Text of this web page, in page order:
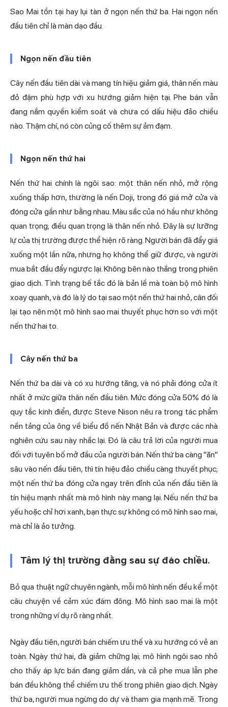
Sao Mai tồn tại hay lụi tàn ở ngọn nến thứ ba. Hai ngọn nến
đầu tiên chỉ là màn dạo đầu.
Ngọn nến đầu tiên
Cây nến đầu tiên dài và mang tín hiệu giảm giá, thân nến màu
đỏ đậm phù hợp với xu hướng giảm hiện tại. Phe bán vẫn
đang nắm quyền kiểm soát và chưa có dấu hiệu đảo chiều
nào. Thậm chí, nó còn củng cố thêm sự ảm đạm.
Ngọn nến thứ hai
Nến thứ hai chính là ngôi sao: một thân nến nhỏ, mở rộng
xuống thấp hơn, thường là nến Doji, trong đó giá mở cửa và
đóng cửa gần như bằng nhau. Màu sắc của nó hầu như không
quan trọng; điều quan trọng là thân nến nhỏ. Đây là sự lưỡng
lự của thị trường được thể hiện rõ ràng. Người bán đã đẩy giá
xuống một lần nữa, nhưng họ không thể giữ được, và người
mua bắt đầu đẩy ngược lại. Không bên nào thắng trong phiên
giao dịch. Tình trạng bế tắc đó là bản lề mà toàn bộ mô hình
xoay quanh, và đó là lý do tại sao một nến thứ hai nhỏ, cân đối
lại tạo nên một mô hình sao mai thuyết phục hơn so với một
nến thứ hai to.
Cây nến thứ ba
Nến thứ ba dài và có xu hướng tăng, và nó phải đóng cửa ít
nhất ở mức giữa thân nến đầu tiên. Mức đóng cửa 50% đó là
quy tắc kinh điển, được Steve Nison nêu ra trong tác phẩm
nền tảng của ông về biểu đồ nến Nhật Bản và được các nhà
nghiên cứu sau này nhắc lại. Đó là câu trả lời của người mua
đối với tuyên bố mở đầu của người bán. Nến thứ ba càng "ăn"
sâu vào nến đầu tiên, thì tín hiệu đảo chiều càng thuyết phục;
một nến thứ ba đóng cửa ngay trên đỉnh của nến đầu tiên là
tín hiệu mạnh nhất mà mô hình này mang lại. Nếu nến thứ ba
yếu hoặc chỉ hơi xanh, bạn thực sự không có mô hình sao mai,
mà chỉ là ảo tưởng.
Tâm lý thị trường đằng sau sự đảo chiều.
Bỏ qua thuật ngữ chuyên ngành, mỗi mô hình nến đều kể một
câu chuyện về cảm xúc đám đông. Mô hình sao mai là một
trong những ví dụ rõ ràng nhất.
Ngày đầu tiên, người bán chiếm ưu thế và xu hướng có vẻ an
toàn. Ngày thứ hai, đà giảm chững lại; mô hình ngôi sao nhỏ
cho thấy áp lực bán đang giảm dần, và cả phe mua lẫn phe
bán đều không thể chiếm ưu thế trong phiên giao dịch. Ngày
thứ ba, người mua ngừng do dự và tham gia mạnh mẽ. Trong